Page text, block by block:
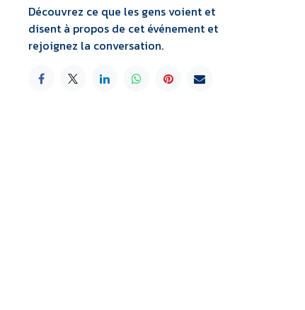
Découvrez ce que les gens voient et
disent à propos de cet événement et
rejoignez la conversation.